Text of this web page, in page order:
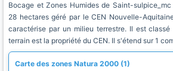
Bocage et Zones Humides de Saint-
28 hectares géré par le CEN Nouvelle-
caractérise par un milieu terrestre. Il est
terrain est la propriété du CEN. Il s'étend sur 1
Carte des zones Natura 2000 (1)